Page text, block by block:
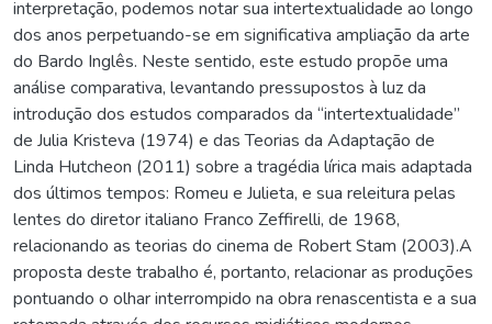
interpretação, podemos notar sua intertextualidade ao longo
dos anos perpetuando-se em significativa ampliação da arte
do Bardo Inglês. Neste sentido, este estudo propõe uma
análise comparativa, levantando pressupostos à luz da
introdução dos estudos comparados da “intertextualidade”
de Julia Kristeva (1974) e das Teorias da Adaptação de
Linda Hutcheon (2011) sobre a tragédia lírica mais adaptada
dos últimos tempos: Romeu e Julieta, e sua releitura pelas
lentes do diretor italiano Franco Zeffirelli, de 1968,
relacionando as teorias do cinema de Robert Stam (2003).A
proposta deste trabalho é, portanto, relacionar as produções
pontuando o olhar interrompido na obra renascentista e a sua